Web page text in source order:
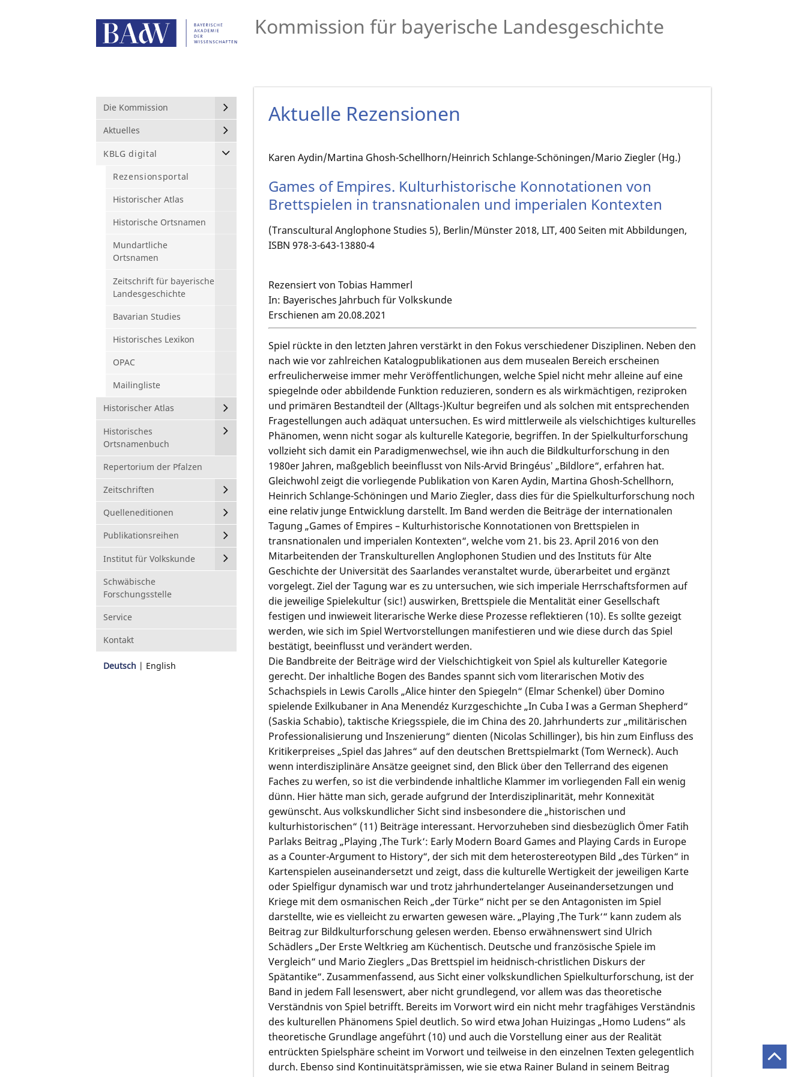
Kommission für bayerische Landesgeschichte
Die Kommission
Aktuelles
KBLG digital
Rezensionsportal
Historischer Atlas
Historische Ortsnamen
Mundartliche
Ortsnamen
Zeitschrift für bayerische
Landesgeschichte
Bavarian Studies
Historisches Lexikon
OPAC
Mailingliste
Historischer Atlas
Historisches
Ortsnamenbuch
Repertorium der Pfalzen
Zeitschriften
Quelleneditionen
Publikationsreihen
Institut für Volkskunde
Schwäbische
Forschungsstelle
Service
Kontakt
Deutsch English
Aktuelle Rezensionen
Karen Aydin/Martina Ghosh-Schellhorn/Heinrich Schlange-Schöningen/Mario Ziegler (Hg.)
Games of Empires. Kulturhistorische Konnotationen von
Brettspielen in transnationalen und imperialen Kontexten
(Transcultural Anglophone Studies 5), Berlin/Münster 2018, LIT, 400 Seiten mit Abbildungen,
ISBN 978-3-643-13880-4
Rezensiert von Tobias Hammerl
In: Bayerisches Jahrbuch für Volkskunde
Erschienen am 20.08.2021
Spiel rückte in den letzten Jahren verstärkt in den Fokus verschiedener Disziplinen. Neben den
nach wie vor zahlreichen Katalogpublikationen aus dem musealen Bereich erscheinen
erfreulicherweise immer mehr Veröffentlichungen, welche Spiel nicht mehr alleine auf eine
spiegelnde oder abbildende Funktion reduzieren, sondern es als wirkmächtigen, reziproken
und primären Bestandteil der (Alltags-)Kultur begreifen und als solchen mit entsprechenden
Fragestellungen auch adäquat untersuchen. Es wird mittlerweile als vielschichtiges kulturelles
Phänomen, wenn nicht sogar als kulturelle Kategorie, begriffen. In der Spielkulturforschung
vollzieht sich damit ein Paradigmenwechsel, wie ihn auch die Bildkulturforschung in den
1980er Jahren, maßgeblich beeinflusst von Nils-Arvid Bringéusʼ „Bildlore“, erfahren hat.
Gleichwohl zeigt die vorliegende Publikation von Karen Aydin, Martina Ghosh-Schellhorn,
Heinrich Schlange-Schöningen und Mario Ziegler, dass dies für die Spielkulturforschung noch
eine relativ junge Entwicklung darstellt. Im Band werden die Beiträge der internationalen
Tagung „Games of Empires – Kulturhistorische Konnotationen von Brettspielen in
transnationalen und imperialen Kontexten“, welche vom 21. bis 23. April 2016 von den
Mitarbeitenden der Transkulturellen Anglophonen Studien und des Instituts für Alte
Geschichte der Universität des Saarlandes veranstaltet wurde, überarbeitet und ergänzt
vorgelegt. Ziel der Tagung war es zu untersuchen, wie sich imperiale Herrschaftsformen auf
die jeweilige Spielekultur (sic!) auswirken, Brettspiele die Mentalität einer Gesellschaft
festigen und inwieweit literarische Werke diese Prozesse reflektieren (10). Es sollte gezeigt
werden, wie sich im Spiel Wertvorstellungen manifestieren und wie diese durch das Spiel
bestätigt, beeinflusst und verändert werden.
Die Bandbreite der Beiträge wird der Vielschichtigkeit von Spiel als kultureller Kategorie
gerecht. Der inhaltliche Bogen des Bandes spannt sich vom literarischen Motiv des
Schachspiels in Lewis Carolls „Alice hinter den Spiegeln“ (Elmar Schenkel) über Domino
spielende Exilkubaner in Ana Menendéz Kurzgeschichte „In Cuba I was a German Shepherd“
(Saskia Schabio), taktische Kriegsspiele, die im China des 20. Jahrhunderts zur „militärischen
Professionalisierung und Inszenierung“ dienten (Nicolas Schillinger), bis hin zum Einfluss des
Kritikerpreises „Spiel das Jahres“ auf den deutschen Brettspielmarkt (Tom Werneck). Auch
wenn interdisziplinäre Ansätze geeignet sind, den Blick über den Tellerrand des eigenen
Faches zu werfen, so ist die verbindende inhaltliche Klammer im vorliegenden Fall ein wenig
dünn. Hier hätte man sich, gerade aufgrund der Interdisziplinarität, mehr Konnexität
gewünscht. Aus volkskundlicher Sicht sind insbesondere die „historischen und
kulturhistorischen“ (11) Beiträge interessant. Hervorzuheben sind diesbezüglich Ömer Fatih
Parlaks Beitrag „Playing ,The Turk‘: Early Modern Board Games and Playing Cards in Europe
as a Counter-Argument to History“, der sich mit dem heterostereotypen Bild „des Türken“ in
Kartenspielen auseinandersetzt und zeigt, dass die kulturelle Wertigkeit der jeweiligen Karte
oder Spielfigur dynamisch war und trotz jahrhundertelanger Auseinandersetzungen und
Kriege mit dem osmanischen Reich „der Türke“ nicht per se den Antagonisten im Spiel
darstellte, wie es vielleicht zu erwarten gewesen wäre. „Playing ,The Turk‘“ kann zudem als
Beitrag zur Bildkulturforschung gelesen werden. Ebenso erwähnenswert sind Ulrich
Schädlers „Der Erste Weltkrieg am Küchentisch. Deutsche und französische Spiele im
Vergleich“ und Mario Zieglers „Das Brettspiel im heidnisch-christlichen Diskurs der
Spätantike“. Zusammenfassend, aus Sicht einer volkskundlichen Spielkulturforschung, ist der
Band in jedem Fall lesenswert, aber nicht grundlegend, vor allem was das theoretische
Verständnis von Spiel betrifft. Bereits im Vorwort wird ein nicht mehr tragfähiges Verständnis
des kulturellen Phänomens Spiel deutlich. So wird etwa Johan Huizingas „Homo Ludens“ als
theoretische Grundlage angeführt (10) und auch die Vorstellung einer aus der Realität
entrückten Spielsphäre scheint im Vorwort und teilweise in den einzelnen Texten gelegentlich
durch. Ebenso sind Kontinuitätsprämissen, wie sie etwa Rainer Buland in seinem Beitrag